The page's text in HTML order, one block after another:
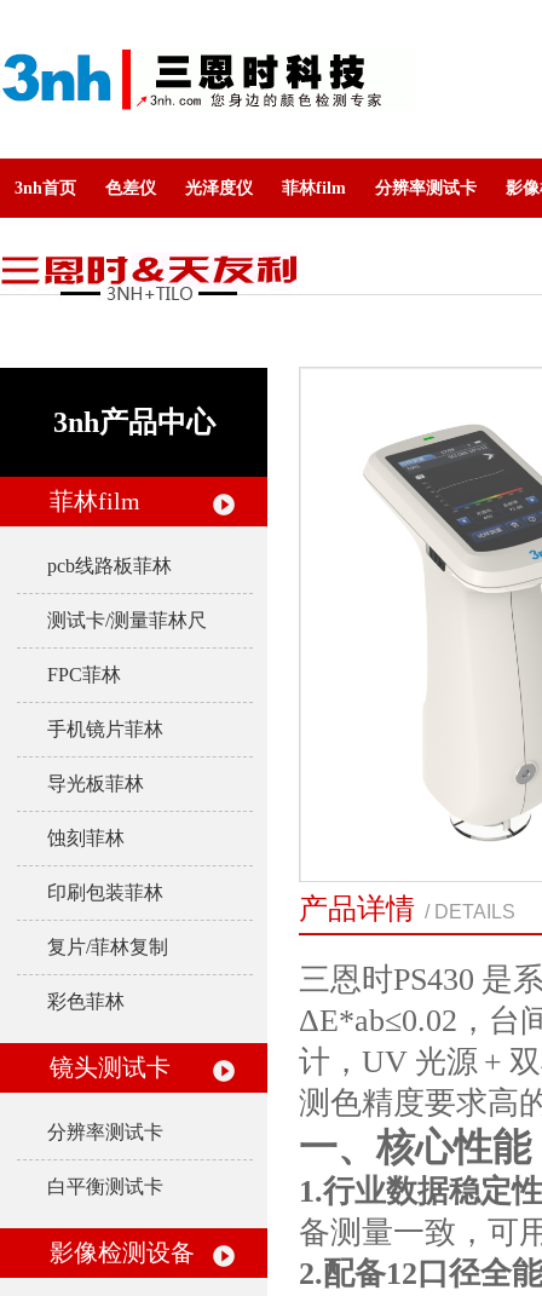
3nh首页 色差仪 光泽度仪 菲林film 分辨率测试卡 影
3nh产品中心
菲林film
pcb线路板菲林
测试卡/测量菲林尺
FPC菲林
手机镜片菲林
导光板菲林
蚀刻菲林
印刷包装菲林
复片/菲林复制
彩色菲林
镜头测试卡
分辨率测试卡
白平衡测试卡
影像检测设备
产品详情 / DETAILS
三恩时PS430 是
ΔE*ab≤0.02，台
计，UV 光源 +
测色精度要求高
一、核心性
1.行业数据稳定
备测量一致，可
2.配备12口径全